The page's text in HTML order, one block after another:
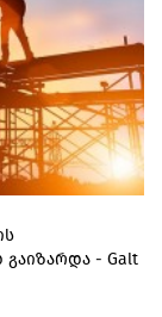
- Galt